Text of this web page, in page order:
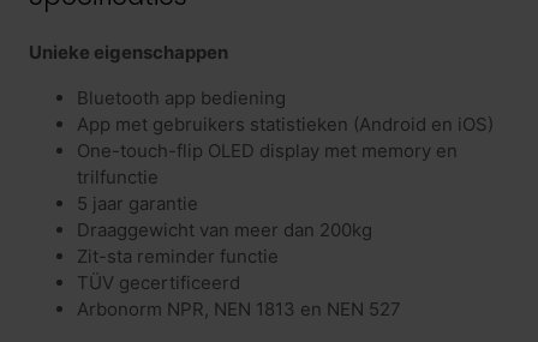
Unieke eigenschappen
Bluetooth app bediening
App met gebruikers statistieken (Android en iOS)
One-touch-flip OLED display met memory en
trilfunctie
5 jaar garantie
Draaggewicht van meer dan 200kg
Zit-sta reminder functie
TÜV gecertificeerd
Arbonorm NPR, NEN 1813 en NEN 527